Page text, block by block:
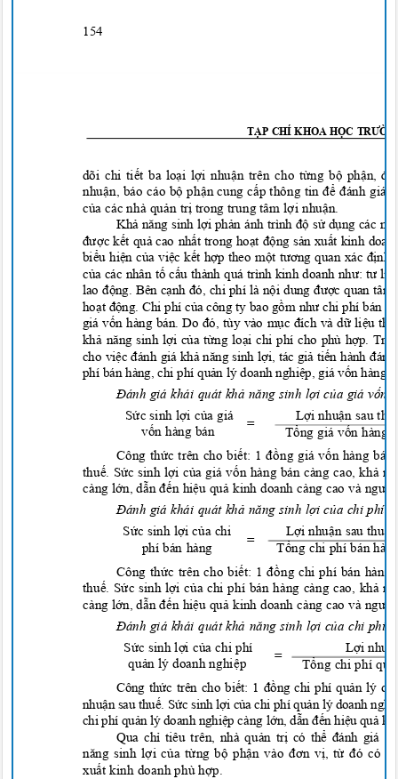
154
TẠP CHÍ KHOA HỌC
dõi chi tiết ba loại lợi nhuận trên cho từng bộ phận,
nhuận, báo cáo bộphận cung cấp thông tin để đánh giá
của các nhà quản trị trong trung tâmlợi nhuận.
Khả năng sinh lợi phản ánh trình độsử dụng các
được kết quảcao nhất trong hoạt động sản xuất kinh
biểu hiện của việc kết hợp theo một tương quan xác định
của các nhân tốcấu thành quá trình kinh doanh như: tư
lao động. Bên cạnh đó, chi phí là nội dung được quan tâm
hoạt động. Chi phí của công ty bao gồm như chi phí bán
giá vốn hàng bán. Do đó, tùy vào mục đích và dữliệu
khả năng sinh lợi của từng loại chi phí cho phù hợp.
cho việc đánh giá khả năng sinh lợi, tác giảtiến hành
phí bán hàng, chi phí quản lý doanh nghiệp, giá vốn hàng
Đánh giá khái quát khả năng sinh lợi của giá vốn
Lợi nhuận sau thu
Tổng giá vốn hàng
Sức sinh lợi của giá
vốn hàng bán
=
Công thức trên cho biết: 1 đồng giá vốn hàng bán
thuế. Sức sinh lợi của giá vốn hàng bán càng cao, khả
càng lớn, dẫn đến hiệu quả kinh doanh càng cao và ngượ
Đánh giá khái quát khả năng sinh lợi của chi phí
Lợi nhuận sau thuế
Tổng chi phí bán
Sức sinh lợi của chi
=
phí bán hàng
Công thức trên cho biết: 1 đồng chi phí bán hàng
thuế. Sức sinh lợi của chi phí bán hàng càng cao, khả
càng lớn, dẫn đến hiệu quả kinh doanh càng cao và ngượ
Đánh giá khái quát khả năng sinh lợi của chi phí
Lợi nhu
Tổng chi phí
Sức sinh lợi của chi phí
quản lý doanh nghiệp
=
Công thức trên cho biết: 1 đồng chi phí quản lý
nhuận sau thuế. Sức sinh lợi của chi phí quản lý doanh
chi phí quản lý doanh nghiệp càng lớn,dẫn đến hiệu quả
Qua chỉ tiêu trên, nhà quản trị có thể đánh giá
năng sinh lợi của từng bộphận vào đơn vị, từ đó có
xuất kinh doanh phù hợp.